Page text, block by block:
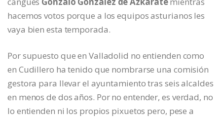
hacemos votos porque a los equipos asturianos les
vaya bien esta temporada.
Por supuesto que en Valladolid no entienden como
en Cudillero ha tenido que nombrarse una comisión
gestora para llevar el ayuntamiento tras seis alcaldes
en menos de dos años. Por no entender, es verdad, no
lo entienden ni los propios pixuetos pero, pese a